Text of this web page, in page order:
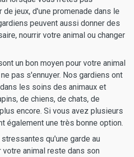
jeux, d'une promenade dans le
peuvent aussi donner des
nourrir votre animal ou changer
un bon moyen pour votre animal
pas s'ennuyer. Nos gardiens ont
les soins des animaux et
de chiens, de chats, de
encore. Si vous avez plusieurs
également une très bonne option.
qu'une garde au
votre animal reste dans son